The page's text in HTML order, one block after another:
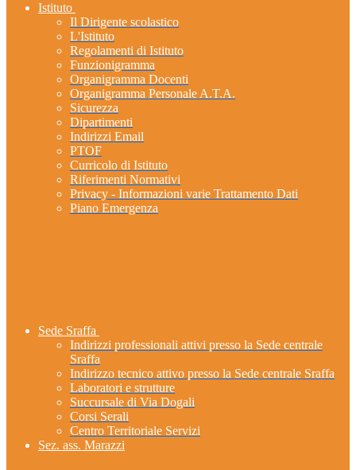
Istituto
Il Dirigente scolastico
L'Istituto
Regolamenti di Istituto
Funzionigramma
Organigramma Docenti
Organigramma Personale A.T.A.
Sicurezza
Dipartimenti
Indirizzi Email
PTOF
Curricolo di Istituto
Riferimenti Normativi
Privacy - Informazioni varie Trattamento Dati
Piano Emergenza
Sede Sraffa
Indirizzi professionali attivi presso la Sede centrale
Sraffa
Indirizzo tecnico attivo presso la Sede centrale Sraffa
Laboratori e strutture
Succursale di Via Dogali
Corsi Serali
Centro Territoriale Servizi
Sez. ass. Marazzi